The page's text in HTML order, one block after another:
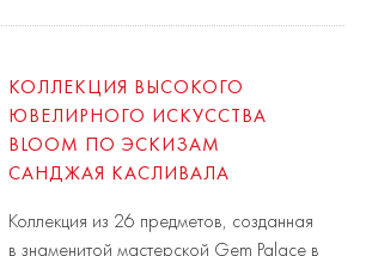
КОЛЛЕКЦИЯ ВЫСОКОГО
ЮВЕЛИРНОГО ИСКУССТВА
BLOOM ПО ЭСКИЗАМ
САНДЖАЯ КАСЛИВАЛА
Коллекция из 26 предметов, созданная
в знаменитой мастерской Gem Palace в